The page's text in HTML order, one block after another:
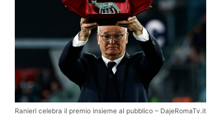
Ranieri celebra il premio insieme al pubblico – DajeRomaTv.it